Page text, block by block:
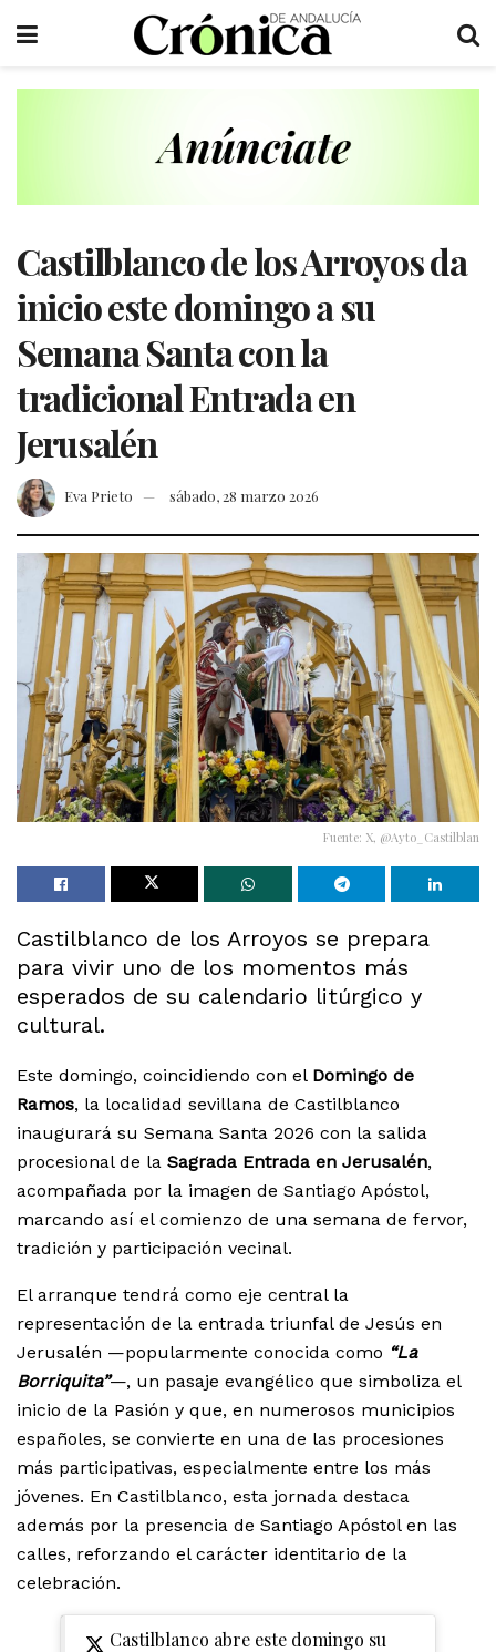
Castilblanco de los Arroyos da
inicio este domingo a su
Semana Santa con la
tradicional Entrada en
Jerusalén
Eva Prieto sábado, 28 marzo 2026
Fuente: X, @Ayto_Castilblan
Castilblanco de los Arroyos se prepara
para vivir uno de los momentos más
esperados de su calendario litúrgico y
cultural.
Este domingo, coincidiendo con el Domingo de
Ramos, la localidad sevillana de Castilblanco
inaugurará su Semana Santa 2026 con la salida
procesional de la Sagrada Entrada en Jerusalén,
acompañada por la imagen de Santiago Apóstol,
marcando así el comienzo de una semana de fervor,
tradición y participación vecinal.
El arranque tendrá como eje central la
representación de la entrada triunfal de Jesús en
Jerusalén —popularmente conocida como “La
Borriquita”—, un pasaje evangélico que simboliza el
inicio de la Pasión y que, en numerosos municipios
españoles, se convierte en una de las procesiones
más participativas, especialmente entre los más
jóvenes. En Castilblanco, esta jornada destaca
además por la presencia de Santiago Apóstol en las
calles, reforzando el carácter identitario de la
celebración.
Castilblanco abre este domingo su